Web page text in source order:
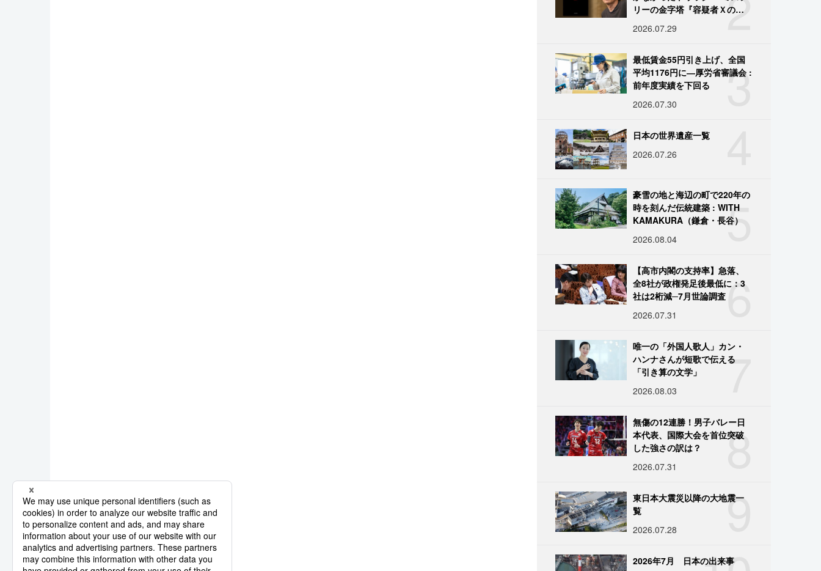
リーの金字塔『容疑者Ｘの献
2026.07.29
3
最低賃金55円引き上げ、全国
平均1176円に―厚労省審議会 :
前年度実績を下回る
2026.07.30
日本の世界遺産一覧
2026.07.26
5
豪雪の地と海辺の町で220年の
時を刻んだ伝統建築 : WITH
KAMAKURA（鎌倉・長谷）
2026.08.04
6
【高市内閣の支持率】急落、
全8社が政権発足後最低に：3
社は2桁減─7月世論調査
2026.07.31
7
唯一の「外国人歌人」カン・
ハンナさんが短歌で伝える
「引き算の文学」
2026.08.03
8
無傷の12連勝！男子バレー日
本代表、国際大会を首位突破
した強さの訳は？
2026.07.31
9
東日本大震災以降の大地震一
覧
2026.07.28
2026年7月 日本の出来事